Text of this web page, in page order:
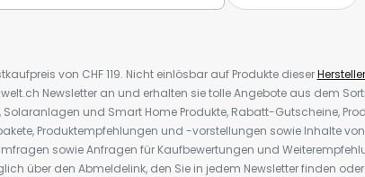
von CHF 119. Nicht einlösbar auf Produkte dieser
Newsletter an und erhalten sie tolle Angebote aus dem
Solaranlagen und Smart Home Produkte, Rabatt-Gutscheine,
Produktempfehlungen und -vorstellungen sowie Inhalte
sowie Anfragen für Kaufbewertungen und
über den Abmeldelink, den Sie in jedem Newsletter finden